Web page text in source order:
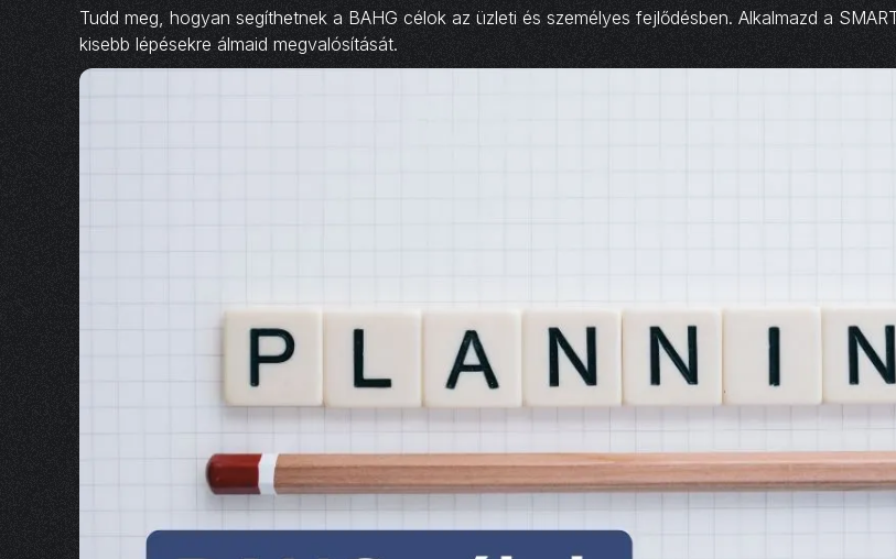
Tudd meg, hogyan segíthetnek a BAHG célok az üzleti és személyes fejlődésben. Alkalmazd a
kisebb lépésekre álmaid megvalósítását.